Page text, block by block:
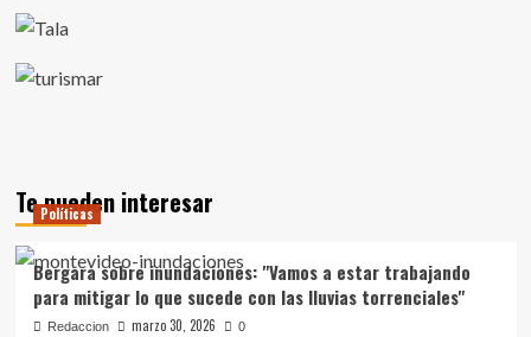
caro
electrónico,
como
"puede
bajar
el
costo
Te pueden interesar
Políticas
Bergara sobre inundaciones: "Vamos a estar trabajando
para mitigar lo que sucede con las lluvias torrenciales"
Redaccion marzo 30, 2026 0